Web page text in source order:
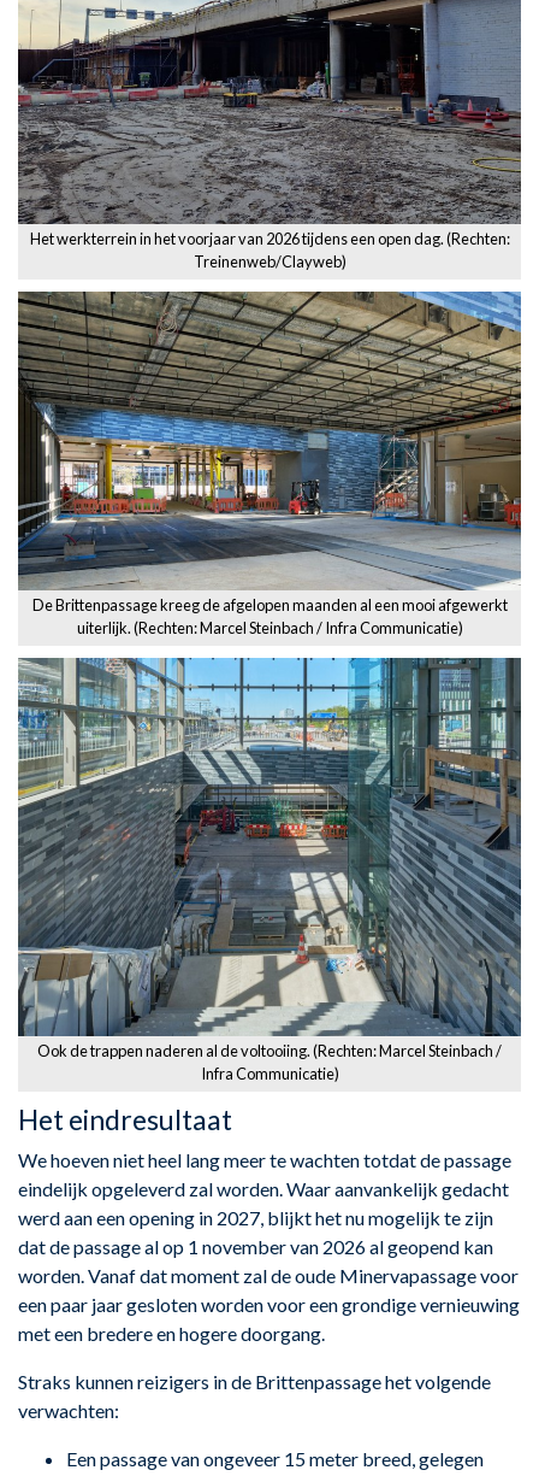
Het werkterrein in het voorjaar van 2026 tijdens een open dag. (Rechten:
Treinenweb/Clayweb)
De Brittenpassage kreeg de afgelopen maanden al een mooi afgewerkt
uiterlijk. (Rechten: Marcel Steinbach / Infra Communicatie)
Ook de trappen naderen al de voltooiing. (Rechten: Marcel Steinbach /
Infra Communicatie)
Het eindresultaat
We hoeven niet heel lang meer te wachten totdat de passage
eindelijk opgeleverd zal worden. Waar aanvankelijk gedacht
werd aan een opening in 2027, blijkt het nu mogelijk te zijn
dat de passage al op 1 november van 2026 al geopend kan
worden. Vanaf dat moment zal de oude Minervapassage voor
een paar jaar gesloten worden voor een grondige vernieuwing
met een bredere en hogere doorgang.
Straks kunnen reizigers in de Brittenpassage het volgende
verwachten:
Een passage van ongeveer 15 meter breed, gelegen